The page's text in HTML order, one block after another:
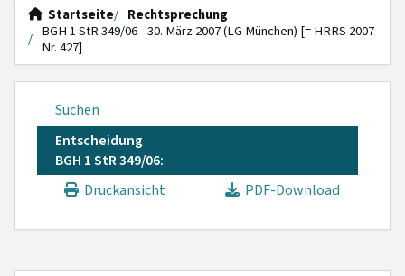
Startseite
Rechtsprechung
BGH 1 StR 349/06 - 30. März 2007 (LG München) [= HRRS 2007
Nr. 427]
Suchen
Entscheidung
BGH 1 StR 349/06:
Druckansicht
PDF-Download